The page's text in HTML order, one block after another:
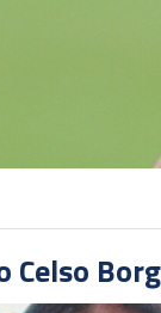
Celso